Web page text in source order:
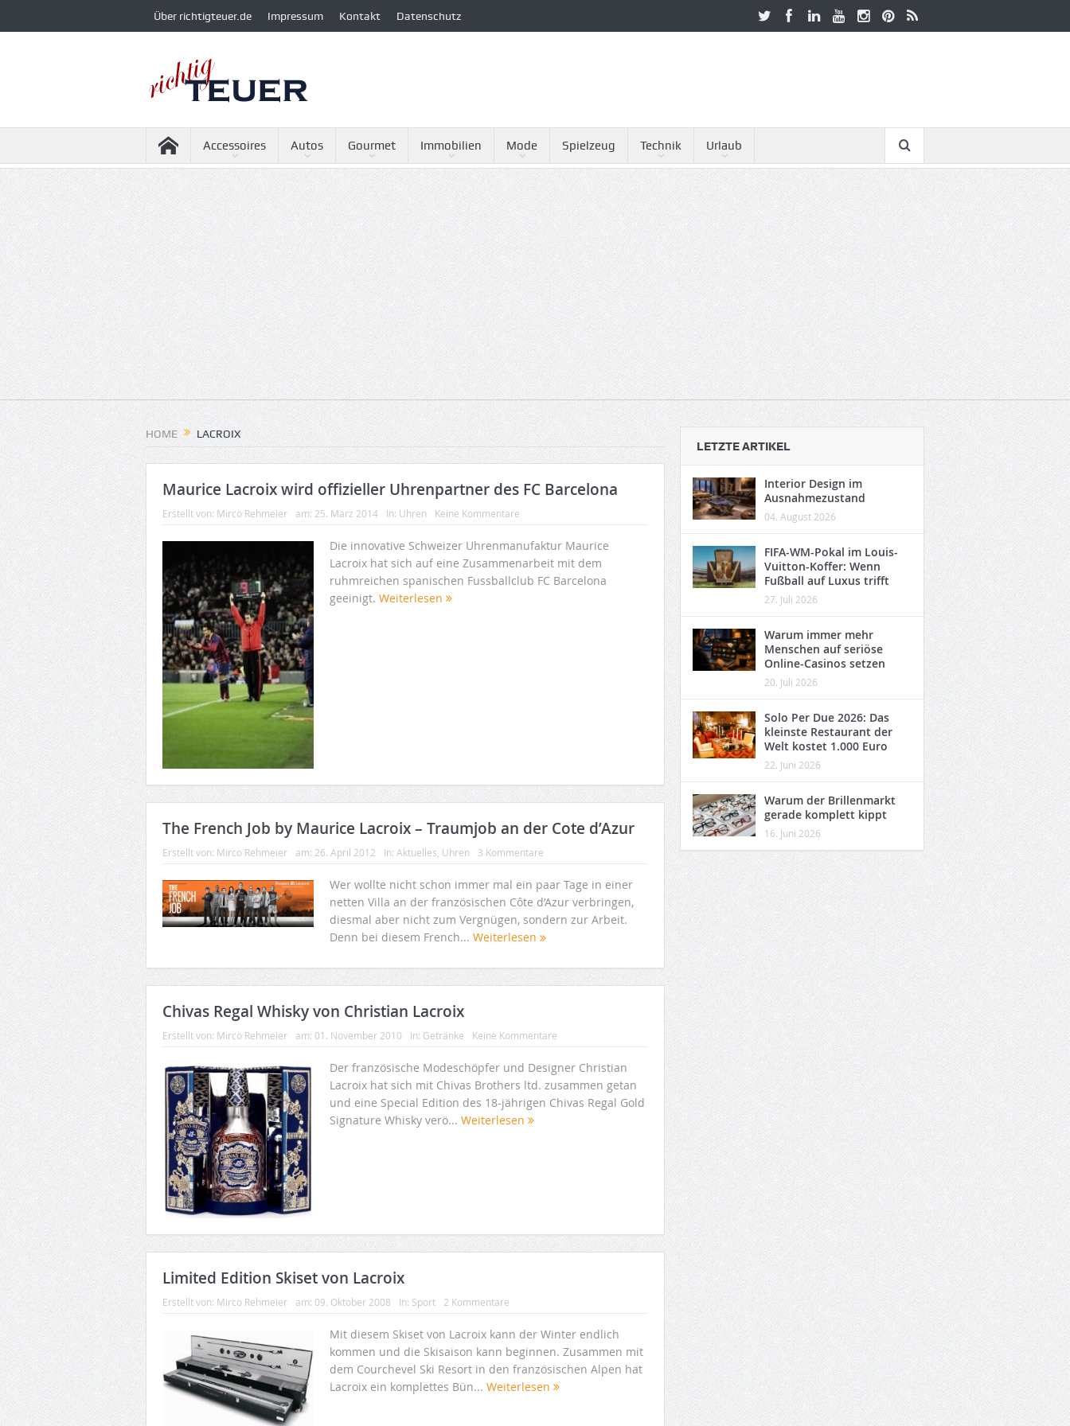
Über richtigteuer.de Impressum Kontakt Datenschutz
Accessoires Autos Gourmet Immobilien Mode Spielzeug Technik Urlaub
HOME LACROIX
Maurice Lacroix wird offizieller Uhrenpartner des FC Barcelona
Erstellt von: Mirco Rehmeier am: 25. März 2014 In: Uhren Keine Kommentare
Die innovative Schweizer Uhrenmanufaktur Maurice
Lacroix hat sich auf eine Zusammenarbeit mit dem
ruhmreichen spanischen Fussballclub FC Barcelona
geeinigt. Weiterlesen
The French Job by Maurice Lacroix – Traumjob an der Cote d’Azur
Erstellt von: Mirco Rehmeier am: 26. April 2012 In: Aktuelles, Uhren 3 Kommentare
Wer wollte nicht schon immer mal ein paar Tage in einer
netten Villa an der französischen Côte d’Azur verbringen,
diesmal aber nicht zum Vergnügen, sondern zur Arbeit.
Denn bei diesem French... Weiterlesen
Chivas Regal Whisky von Christian Lacroix
Erstellt von: Mirco Rehmeier am: 01. November 2010 In: Getränke Keine Kommentare
Der französische Modeschöpfer und Designer Christian
Lacroix hat sich mit Chivas Brothers ltd. zusammen getan
und eine Special Edition des 18-jährigen Chivas Regal Gold
Signature Whisky verö... Weiterlesen
Limited Edition Skiset von Lacroix
Erstellt von: Mirco Rehmeier am: 09. Oktober 2008 In: Sport 2 Kommentare
Mit diesem Skiset von Lacroix kann der Winter endlich
kommen und die Skisaison kann beginnen. Zusammen mit
dem Courchevel Ski Resort in den französischen Alpen hat
Lacroix ein komplettes Bün... Weiterlesen
LETZTE ARTIKEL
Interior Design im
Ausnahmezustand
04. August 2026
FIFA-WM-Pokal im Louis-
Vuitton-Koffer: Wenn
Fußball auf Luxus trifft
27. Juli 2026
Warum immer mehr
Menschen auf seriöse
Online-Casinos setzen
20. Juli 2026
Solo Per Due 2026: Das
kleinste Restaurant der
Welt kostet 1.000 Euro
22. Juni 2026
Warum der Brillenmarkt
gerade komplett kippt
16. Juni 2026